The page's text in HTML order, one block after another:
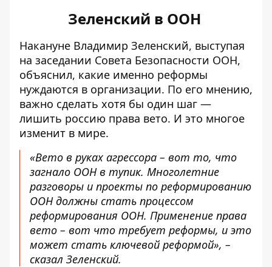
Зеленский в ООН
Накануне Владимир Зеленский, выступая
на заседании Совета Безопасности ООН,
объяснил, какие именно реформы
нуждаются в организации. По его мнению,
важно сделать хотя бы один шаг —
лишить россию права вето. И это многое
изменит в мире.
«Вето в руках агрессора – вот то, что
загнало ООН в тупик. Многолетние
разговоры и проекты по реформированию
ООН должны стать процессом
реформирования ООН. Применение права
вето – вот что требует реформы, и это
может стать ключевой реформой», –
сказал Зеленский.